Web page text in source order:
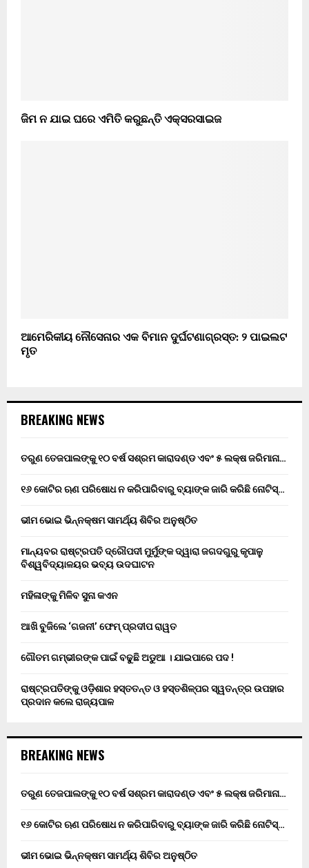
ଜିମ ନ ଯାଇ ଘରେ ଏମିତି କରୁଛନ୍ତି ଏକ୍ସରସାଇଜ
ଆମେରିକୀୟ ନୌସେନାର ଏକ ବିମାନ ଦୁର୍ଘଟଣାଗ୍ରସ୍ତ: ୨ ପାଇଲଟ
ମୃତ
BREAKING NEWS
ତରୁଣ ତେଜପାଲଙ୍କୁ ୧୦ ବର୍ଷ ସଶ୍ରମ କାରାଦଣ୍ଡ ଏବଂ ₹୫ ଲକ୍ଷ ଜରିମାନା…
୧୬ କୋଟିର ଋଣ ପରିଷୋଧ ନ କରିପାରିବାରୁ ବ୍ୟାଙ୍କ ଜାରି କରିଛି ନୋଟିସ୍…
ଭୀମ ଭୋଇ ଭିନ୍ନକ୍ଷମ ସାମର୍ଥ୍ୟ ଶିବିର ଅନୁଷ୍ଠିତ
ମାନ୍ୟବର ରାଷ୍ଟ୍ରପତି ଦ୍ରୌପଦୀ ମୁର୍ମୁଙ୍କ ଦ୍ୱାରା ଜଗଦଗୁରୁ କୃପାଳୁ
ବିଶ୍ୱବିଦ୍ୟାଳୟର ଭବ୍ୟ ଉଦଘାଟନ
ମହିଳାଙ୍କୁ ମିଳିବ ସୁନା କଏନ
ଆଖି ବୁଜିଲେ ‘ଗଜନୀ’ ଫେମ୍ ପ୍ରଦୀପ ରାୱତ
ଗୌତମ ଗମ୍ଭୀରଙ୍କ ପାଇଁ ବଢୁଛି ଅଡୁଆ । ଯାଇପାରେ ପଦ !
ରାଷ୍ଟ୍ରପତିଙ୍କୁ ଓଡ଼ିଶାର ହସ୍ତତନ୍ତ ଓ ହସ୍ତଶିଳ୍ପର ସ୍ୱତନ୍ତ୍ର ଉପହାର
ପ୍ରଦାନ କଲେ ରାଜ୍ୟପାଳ
BREAKING NEWS
ତରୁଣ ତେଜପାଲଙ୍କୁ ୧୦ ବର୍ଷ ସଶ୍ରମ କାରାଦଣ୍ଡ ଏବଂ ₹୫ ଲକ୍ଷ ଜରିମାନା…
୧୬ କୋଟିର ଋଣ ପରିଷୋଧ ନ କରିପାରିବାରୁ ବ୍ୟାଙ୍କ ଜାରି କରିଛି ନୋଟିସ୍…
ଭୀମ ଭୋଇ ଭିନ୍ନକ୍ଷମ ସାମର୍ଥ୍ୟ ଶିବିର ଅନୁଷ୍ଠିତ